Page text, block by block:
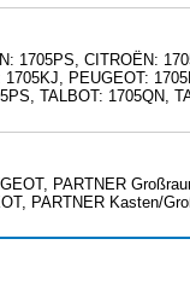
1705PS, CITROËN:
PEUGEOT:
TALBOT: 1705QN,
PARTNER
PARTNER Kasten/